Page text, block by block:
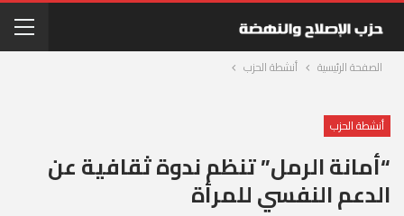
الصفحة الرئيسية أنشطة الحزب
أنشطة الحزب
“أمانة الرمل” تنظم ندوة ثقافية عن
الدعم النفسي للمرأة